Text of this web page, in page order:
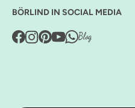
BÖRLIND IN SOCIAL MEDIA